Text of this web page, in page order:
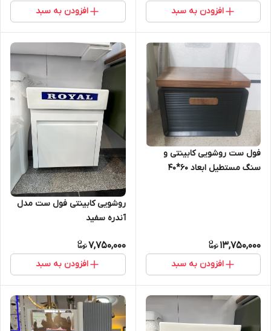
افزودن به سبد افزودن به سبد
فول ست روشویی کابینتی و
سنگ مستطیل ابعاد 60*40
13,750,000
افزودن به سبد
روشویی کابینتی فول ست مدل
آندره سفید
7,750,000
افزودن به سبد